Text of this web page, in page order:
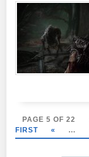
PAGE 5 OF 22
FIRST
« ...